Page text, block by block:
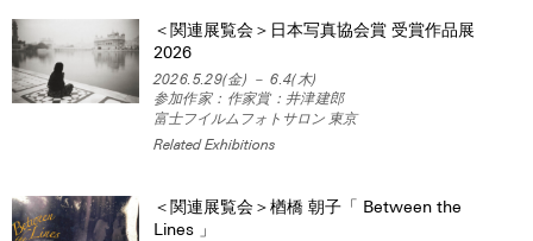
＜関連展覧会＞日本写真協会賞 受賞作品展
2026
2026.5.29(金) － 6.4(木)
参加作家：作家賞：井津建郎
富士フイルムフォトサロン 東京
Related Exhibitions
＜関連展覧会＞楢橋 朝子「 Between the
Lines 」